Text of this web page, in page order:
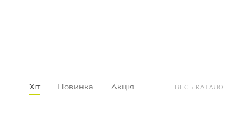
Хіт Новинка Акція ВЕСЬ КАТАЛОГ